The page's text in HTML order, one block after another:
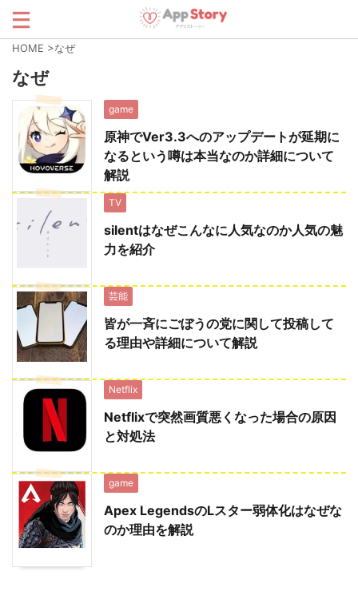
HOME >なぜ
なぜ
game
原神でVer3.3へのアップデートが延期に
なるという噂は本当なのか詳細について
解説
TV
silentはなぜこんなに人気なのか人気の魅
力を紹介
芸能
皆が一斉にごぼうの党に関して投稿して
る理由や詳細について解説
Netflix
Netflixで突然画質悪くなった場合の原因
と対処法
game
Apex LegendsのLスター弱体化はなぜな
のか理由を解説